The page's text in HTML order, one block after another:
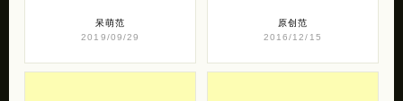
呆萌范
2019/09/29
原创范
2016/12/15